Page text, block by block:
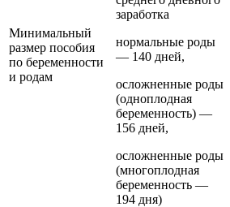
Минимальный
размер пособия
по беременности
и родам
заработка
нормальные роды
— 140 дней,
осложненные роды
(одноплодная
беременность) —
156 дней,
осложненные роды
(многоплодная
беременность —
194 дня)